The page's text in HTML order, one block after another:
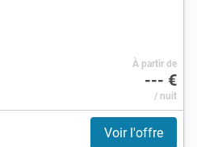
À partir de
--- €
/ nuit
Voir l'offre